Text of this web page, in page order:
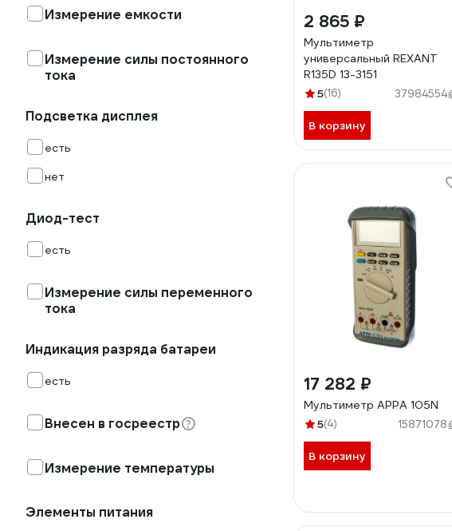
Измерение емкости
Измерение силы постоянного
тока
Подсветка дисплея
есть
нет
Диод-тест
есть
Измерение силы переменного
тока
Индикация разряда батареи
есть
Внесен в госреестр
Измерение температуры
Элементы питания
2 865 ₽
Мультиметр
универсальный REXANT
R135D 13-3151
5(16) 37984554
В корзину
17 282 ₽
Мультиметр APPA 105N
5(4) 15871078
В корзину